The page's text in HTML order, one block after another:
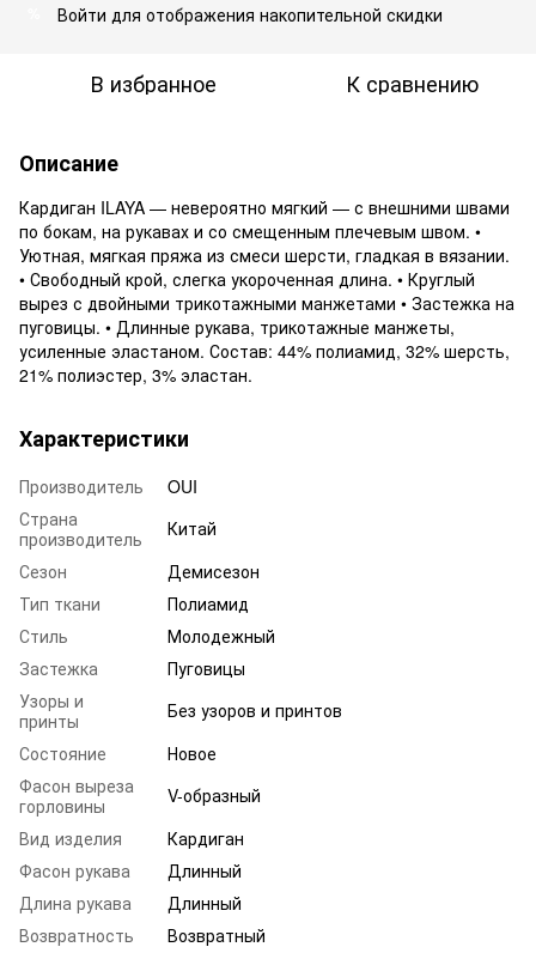
Войти для отображения накопительной скидки
В избранное К сравнению
Описание
Кардиган ILAYA — невероятно мягкий — с внешними швами
по бокам, на рукавах и со смещенным плечевым швом. •
Уютная, мягкая пряжа из смеси шерсти, гладкая в вязании.
• Свободный крой, слегка укороченная длина. • Круглый
вырез с двойными трикотажными манжетами • Застежка на
пуговицы. • Длинные рукава, трикотажные манжеты,
усиленные эластаном. Состав: 44% полиамид, 32% шерсть,
21% полиэстер, 3% эластан.
Характеристики
Производитель
OUI
Страна
производитель
Китай
Сезон
Демисезон
Тип ткани
Полиамид
Стиль
Молодежный
Застежка
Пуговицы
Узоры и
принты
Без узоров и принтов
Состояние
Новое
Фасон выреза
горловины
V-образный
Вид изделия
Кардиган
Фасон рукава
Длинный
Длина рукава
Длинный
Возвратность
Возвратный